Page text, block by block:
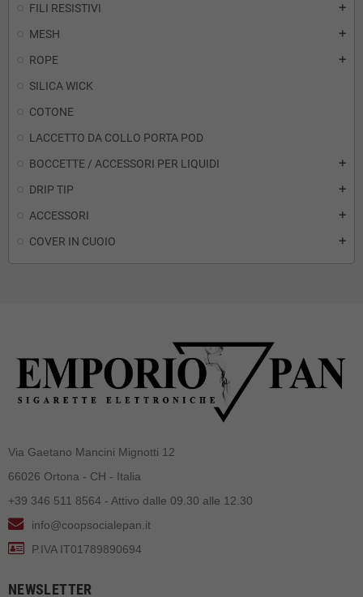
FILI RESISTIVI
add
MESH add
ROPE add
SILICA WICK
COTONE
LACCETTO DA COLLO PORTA POD
BOCCETTE / ACCESSORI PER LIQUIDI
add
DRIP TIP add
ACCESSORI add
COVER IN CUOIO add
Via Gaetano Mancini Mignotti 12
66026 Ortona - CH - Italia
+39 346 511 8564 - Attivo dalle 09.30 alle 12.30
info@coopsocialepan.it
P.IVA IT01789890694
NEWSLETTER